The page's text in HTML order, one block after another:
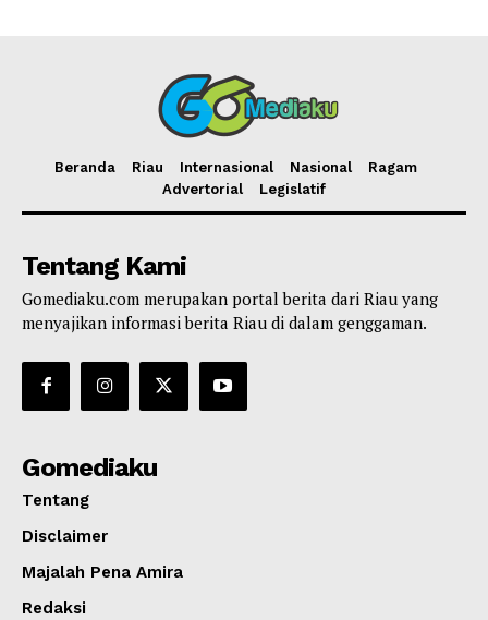
Beranda Riau Internasional Nasional
Ragam
Advertorial
Legislatif
Tentang Kami
Gomediaku.com merupakan portal berita dari Riau yang
menyajikan informasi berita Riau di dalam genggaman.
Gomediaku
Tentang
Disclaimer
Majalah Pena Amira
Redaksi